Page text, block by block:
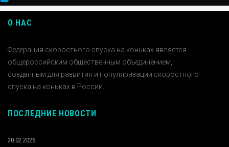
О НАС
Федерация скоростного спуска на коньках является
общероссийским общественным объединением,
созданным для развития и популяризации скоростного
спуска на коньках в России.
ПОСЛЕДНИЕ НОВОСТИ
20.02.2026